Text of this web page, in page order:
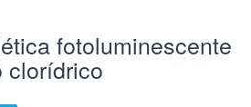
fotoluminescente
clorídrico